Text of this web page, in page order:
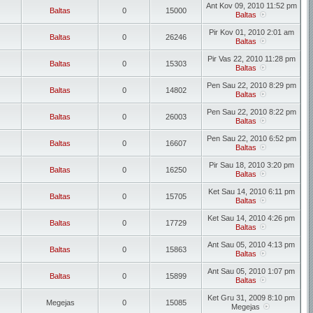
Baltas 0 15000
Ant Kov 09, 2010 11:52 pm
Baltas
Baltas 0 26246
Pir Kov 01, 2010 2:01 am
Baltas
Baltas 0 15303
Pir Vas 22, 2010 11:28 pm
Baltas
Baltas 0 14802
Pen Sau 22, 2010 8:29 pm
Baltas
Baltas 0 26003
Pen Sau 22, 2010 8:22 pm
Baltas
Baltas 0 16607
Pen Sau 22, 2010 6:52 pm
Baltas
Baltas 0 16250
Pir Sau 18, 2010 3:20 pm
Baltas
Baltas 0 15705
Ket Sau 14, 2010 6:11 pm
Baltas
Baltas 0 17729
Ket Sau 14, 2010 4:26 pm
Baltas
Baltas 0 15863
Ant Sau 05, 2010 4:13 pm
Baltas
Baltas 0 15899
Ant Sau 05, 2010 1:07 pm
Baltas
Megejas 0 15085
Ket Gru 31, 2009 8:10 pm
Megejas